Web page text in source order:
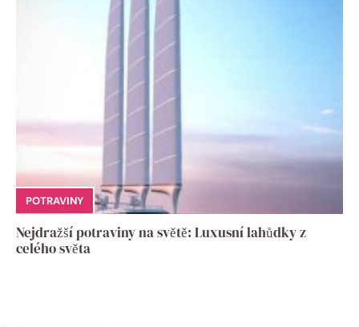
POTRAVINY
Nejdražší potraviny na světě: Luxusní lahůdky z
celého světa